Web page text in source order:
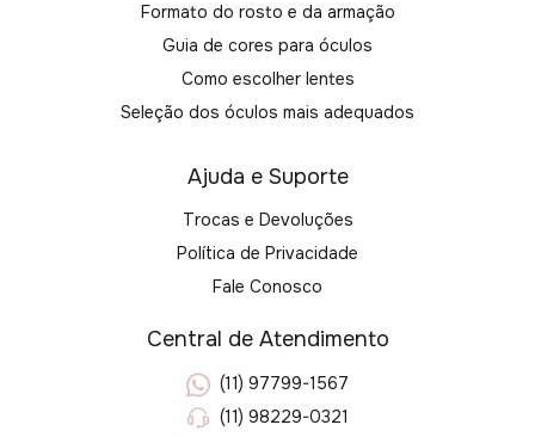
Formato do rosto e da armação
Guia de cores para óculos
Como escolher lentes
Seleção dos óculos mais adequados
Ajuda e Suporte
Trocas e Devoluções
Política de Privacidade
Fale Conosco
Central de Atendimento
(11) 97799-1567
(11) 98229-0321